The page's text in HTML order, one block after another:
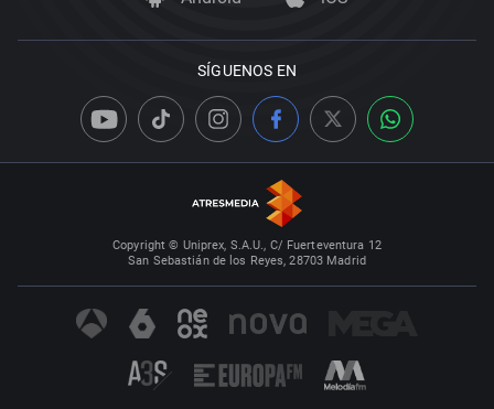
SÍGUENOS EN
Copyright © Uniprex, S.A.U., C/ Fuerteventura 12
San Sebastián de los Reyes, 28703 Madrid